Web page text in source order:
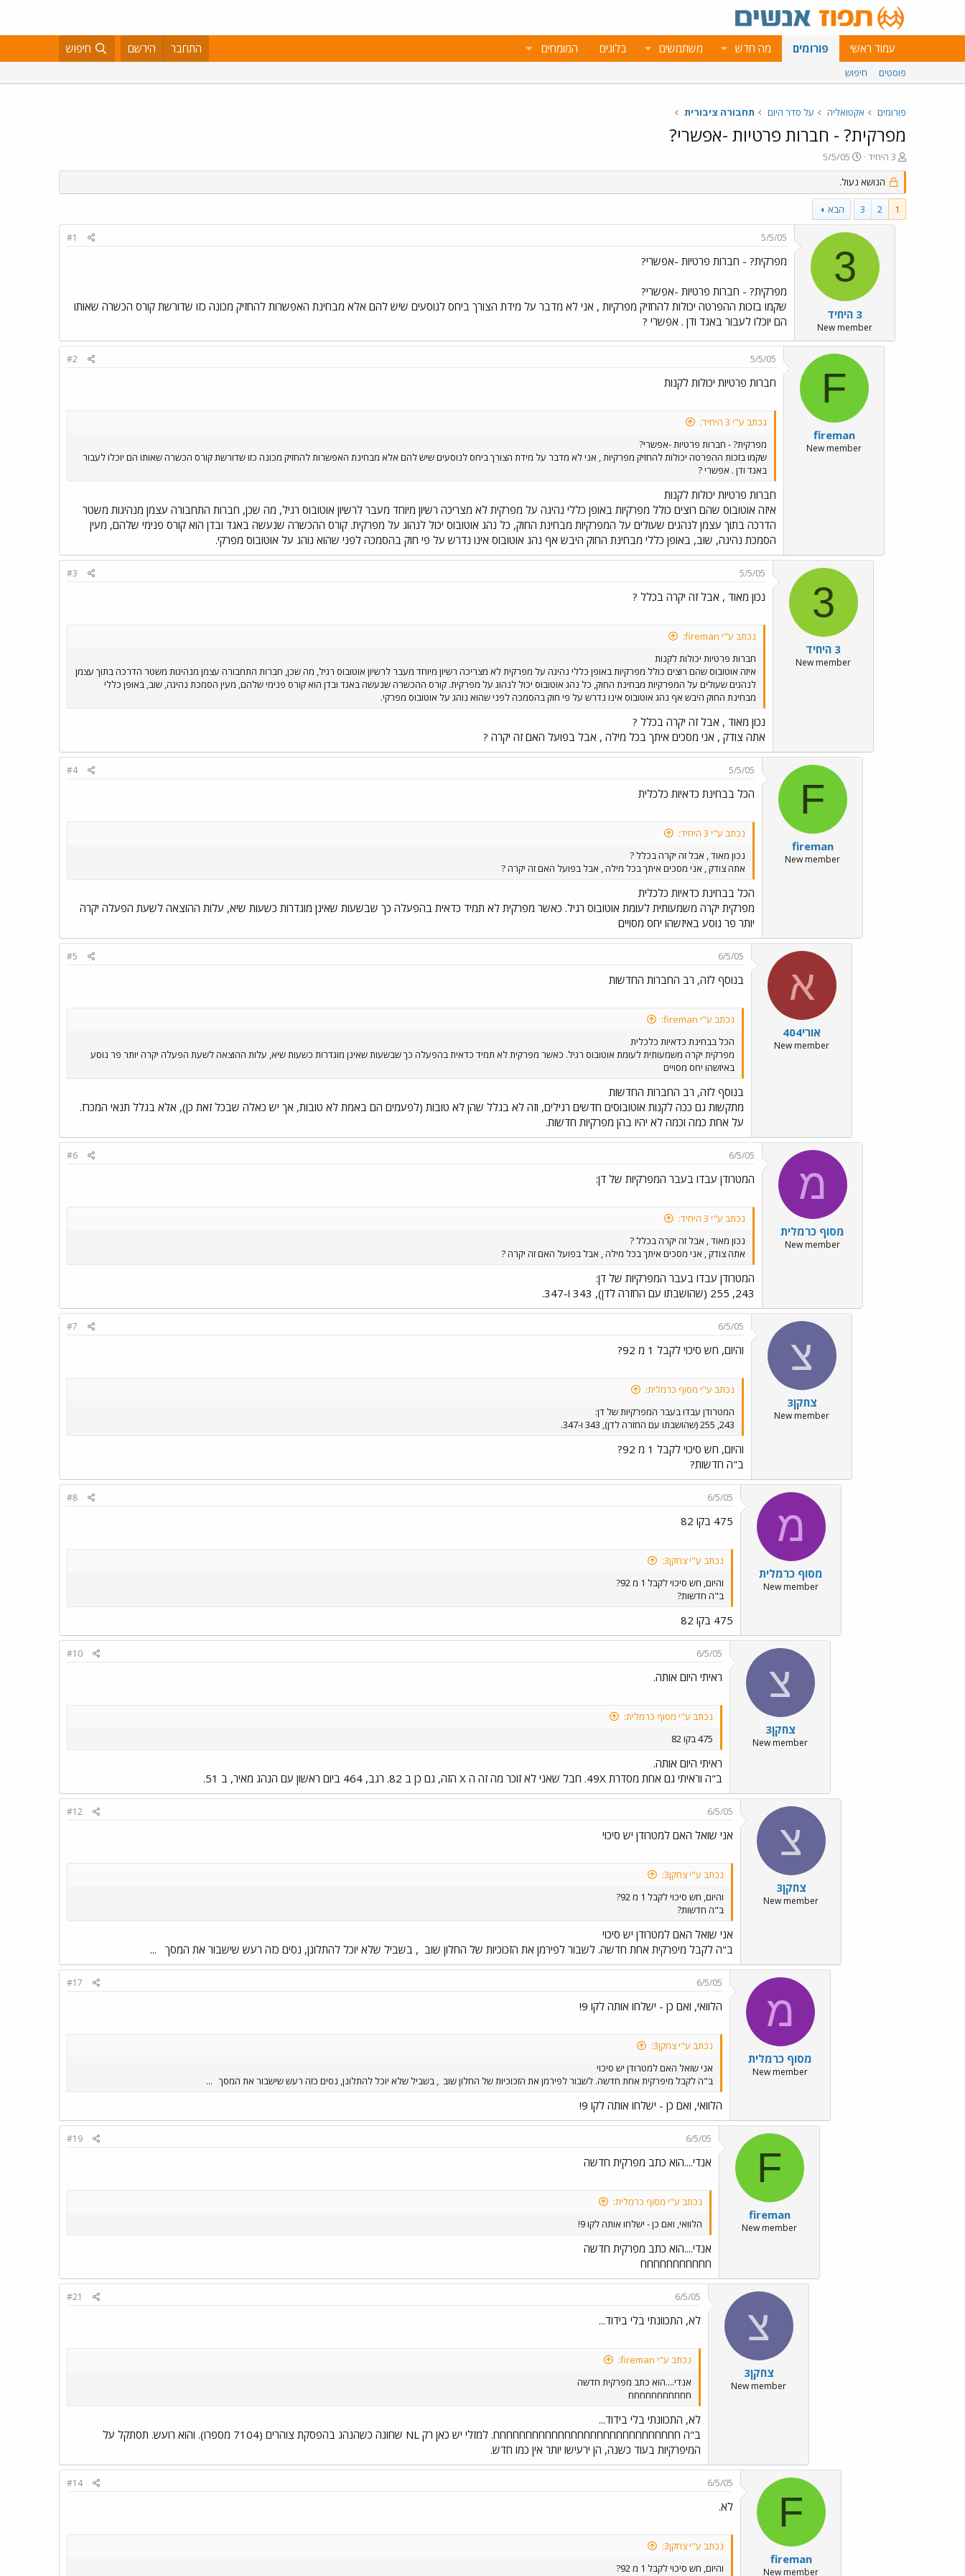
עמוד ראשי פורומים מה חדש משתמשים בלוגים המומחים התחבר הירשם חיפוש
פוסטים חיפוש
פורומים אקטואליה על סדר היום תחבורה ציבורית
מפרקית? - חברות פרטיות -אפשרי?
פ
ו
ת
ח
ה
נ
3 היחיד
פ
ו
ר
ס
ב
ת
ר
י
ך
5/5/05
הנושא נעול.
1
2
3 הבא
3
3 היחיד
New member
5/5/05
#1
מפרקית? - חברות פרטיות -אפשרי?
מפרקית? - חברות פרטיות -אפשרי?
שקמו בזכות ההפרטה יכולות להחזיק מפרקיות , אני לא מדבר על מידת הצורך ביחס לנוסעים שיש להם אלא מבחינת האפשרות להחזיק מכונה כזו שדורשת קורס הכשרה שאותו
הם יוכלו לעבור באגד ודן . אפשרי ?
F
fireman
New member
5/5/05
#2
חברות פרטיות יכולות לקנות
נכתב ע"י 3 היחיד:
מפרקית? - חברות פרטיות -אפשרי?
שקמו בזכות ההפרטה יכולות להחזיק מפרקיות , אני לא מדבר על מידת הצורך ביחס לנוסעים שיש להם אלא מבחינת האפשרות להחזיק מכונה כזו שדורשת קורס הכשרה שאותו הם יוכלו לעבור
באגד ודן . אפשרי ?
חברות פרטיות יכולות לקנות
איזה אוטובוס שהם רוצים כולל מפרקיות באופן כללי נהיגה על מפרקית לא מצריכה רשיון מיוחד מעבר לרשיון אוטובוס רגיל, מה שכן, חברות התחבורה עצמן מנהיגות משטר
הדרכה בתוך עצמן לנהגים שעולים על המפרקיות מבחינת החוק, כל נהג אוטובוס יכול לנהוג על מפרקית. קורס ההכשרה שנעשה באגד ובדן הוא קורס פנימי שלהם, מעין
הסמכת נהיגה, שוב, באופן כללי מבחינת החוק היבש אף נהג אוטובוס אינו נדרש על פי חוק בהסמכה לפני שהוא נוהג על אוטובוס מפרקי.
3
3 היחיד
New member
5/5/05
#3
נכון מאוד , אבל זה יקרה בכלל ?
נכתב ע"י fireman:
חברות פרטיות יכולות לקנות
איזה אוטובוס שהם רוצים כולל מפרקיות באופן כללי נהיגה על מפרקית לא מצריכה רשיון מיוחד מעבר לרשיון אוטובוס רגיל, מה שכן, חברות התחבורה עצמן מנהיגות משטר הדרכה בתוך עצמן
לנהגים שעולים על המפרקיות מבחינת החוק, כל נהג אוטובוס יכול לנהוג על מפרקית. קורס ההכשרה שנעשה באגד ובדן הוא קורס פנימי שלהם, מעין הסמכת נהיגה, שוב, באופן כללי
מבחינת החוק היבש אף נהג אוטובוס אינו נדרש על פי חוק בהסמכה לפני שהוא נוהג על אוטובוס מפרקי.
נכון מאוד , אבל זה יקרה בכלל ?
אתה צודק , אני מסכים איתך בכל מילה , אבל בפועל האם זה יקרה ?
F
fireman
New member
5/5/05
#4
הכל בבחינת כדאיות כלכלית
נכתב ע"י 3 היחיד:
נכון מאוד , אבל זה יקרה בכלל ?
אתה צודק , אני מסכים איתך בכל מילה , אבל בפועל האם זה יקרה ?
הכל בבחינת כדאיות כלכלית
מפרקית יקרה משמעותית לעומת אוטובוס רגיל. כאשר מפרקית לא תמיד כדאית בהפעלה כך שבשעות שאינן מוגדרות כשעות שיא, עלות ההוצאה לשעת הפעלה יקרה
יותר פר נוסע באיזשהו יחס מסויים
א
אורי404
New member
6/5/05
#5
בנוסף לזה, רב החברות החדשות
נכתב ע"י fireman:
הכל בבחינת כדאיות כלכלית
מפרקית יקרה משמעותית לעומת אוטובוס רגיל. כאשר מפרקית לא תמיד כדאית בהפעלה כך שבשעות שאינן מוגדרות כשעות שיא, עלות ההוצאה לשעת הפעלה יקרה יותר פר נוסע
באיזשהו יחס מסויים
בנוסף לזה, רב החברות החדשות
מתקשות גם ככה לקנות אוטובוסים חדשים רגילים, וזה לא בגלל שהן לא טובות (לפעמים הם באמת לא טובות, אך יש כאלה שבכל זאת כן), אלא בגלל תנאי המכרז.
על אחת כמה וכמה לא יהיו בהן מפרקיות חדשות.
מ
מסוף כרמלית
New member
6/5/05
#6
המטרודן עבדו בעבר המפרקיות של דן:
נכתב ע"י 3 היחיד:
נכון מאוד , אבל זה יקרה בכלל ?
אתה צודק , אני מסכים איתך בכל מילה , אבל בפועל האם זה יקרה ?
המטרודן עבדו בעבר המפרקיות של דן:
243, 255 (שהושבתו עם החזרה לדן), 343 ו-347.
צ
צחקן3
New member
6/5/05
#7
והיום, חש סיכוי לקבל 1 מ 92?
נכתב ע"י מסוף כרמלית:
המטרודן עבדו בעבר המפרקיות של דן:
243, 255 (שהושבתו עם החזרה לדן), 343 ו-347.
והיום, חש סיכוי לקבל 1 מ 92?
ב"ה חדשות?
מ
מסוף כרמלית
New member
6/5/05
#8
475 בקו 82
נכתב ע"י צחקן3:
והיום, חש סיכוי לקבל 1 מ 92?
ב"ה חדשות?
475 בקו 82
צ
צחקן3
New member
6/5/05
#10
ראיתי היום אותה.
נכתב ע"י מסוף כרמלית:
475 בקו 82
ראיתי היום אותה.
ב"ה וראיתי גם אחת מסדרת 49X. חבל שאני לא זוכר מה זה ה X הזה, גם כן ב 82. רגב, 464 ביום ראשון עם הנהג מאיר, ב 51.
צ
צחקן3
New member
6/5/05
#12
אני שואל האם למטרודן יש סיכוי
נכתב ע"י צחקן3:
והיום, חש סיכוי לקבל 1 מ 92?
ב"ה חדשות?
אני שואל האם למטרודן יש סיכוי
ב"ה לקבל מיפרקית אחת חדשה. לשבור לפירמן את הזכוכיות של החלון שוב , בשביל שלא יוכל להתלונן, נסים כזה רעש שישבור את המסך ...
מ
מסוף כרמלית
New member
6/5/05
#17
הלוואי, ואם כן - ישלחו אותה לקו 9!
נכתב ע"י צחקן3:
אני שואל האם למטרודן יש סיכוי
ב"ה לקבל מיפרקית אחת חדשה. לשבור לפירמן את הזכוכיות של החלון שוב , בשביל שלא יוכל להתלונן, נסים כזה רעש שישבור את המסך ...
הלוואי, ואם כן - ישלחו אותה לקו 9!
F
fireman
New member
6/5/05
#19
אנדי....הוא כתב מפרקית חדשה
נכתב ע"י מסוף כרמלית:
הלוואי, ואם כן - ישלחו אותה לקו 9!
אנדי....הוא כתב מפרקית חדשה
חחחחחחחחחחח
צ
צחקן3
New member
6/5/05
#21
לא, התכוונתי בלי בידוד...
נכתב ע"י fireman:
אנדי....הוא כתב מפרקית חדשה
חחחחחחחחחחח
לא, התכוונתי בלי בידוד...
ב"ה חחחחחחחחחחחחחחחחחחחחחחחחחחחחח. למזלי יש כאן רק NL שחונה כשהנהג בהפסקת צוהרים (7104 מספרו). והוא רועש. תסתקל על
המיפרקיות בעוד כשנה, הן ירעישו יותר אין כמו חדש.
F
fireman
New member
6/5/05
#14
לא.
נכתב ע"י צחקן3:
והיום, חש סיכוי לקבל 1 מ 92?